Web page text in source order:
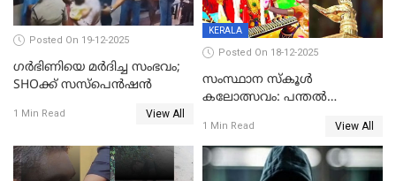
Posted On 19-12-2025
ഗര്‍ഭിണിയെ മർദിച്ച സംഭവം;
SHOക്ക് സസ്പെൻഷൻ
1 Min Read View All
KERALA
Posted On 18-12-2025
സംസ്ഥാന സ്കൂൾ
കലോത്സവം: പന്തൽ
1 Min Read View All